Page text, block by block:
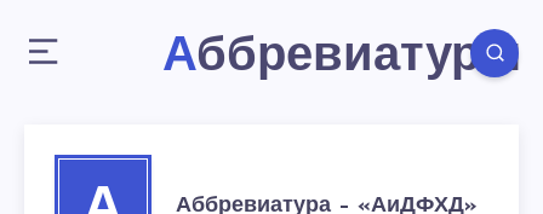
Аббревиатуры
Аббревиатура – «АиДФХД»